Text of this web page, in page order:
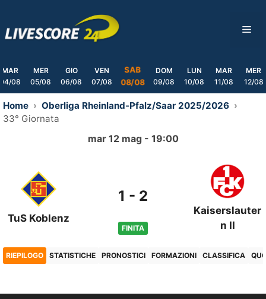
content
MAR
04/08
MER
05/08
GIO
06/08
VEN
07/08
SAB
08/08
DOM
09/08
LUN
10/08
MAR
11/08
MER
12/08
Home
Oberliga Rheinland-Pfalz/Saar 2025/2026
33° Giornata
mar 12 mag - 19:00
TuS Koblenz
1 - 2
FINITA
Kaiserslauter
n II
RIEPILOGO STATISTICHE PRONOSTICI FORMAZIONI CLASSIFICA